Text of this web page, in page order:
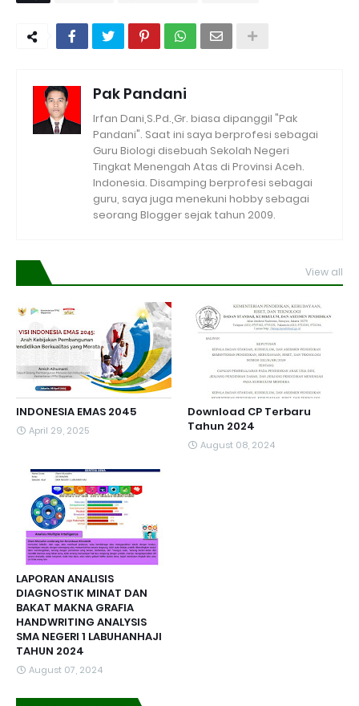
Pak Pandani
Irfan Dani,S.Pd.,Gr. biasa dipanggil "Pak
Pandani". Saat ini saya berprofesi sebagai
Guru Biologi disebuah Sekolah Negeri
Tingkat Menengah Atas di Provinsi Aceh.
Indonesia. Disamping berprofesi sebagai
guru, saya juga menekuni hobby sebagai
seorang Blogger sejak tahun 2009.
View all
INDONESIA EMAS 2045
April 29, 2025
Download CP Terbaru
Tahun 2024
August 08, 2024
LAPORAN ANALISIS
DIAGNOSTIK MINAT DAN
BAKAT MAKNA GRAFIA
HANDWRITING ANALYSIS
SMA NEGERI 1 LABUHANHAJI
TAHUN 2024
August 07, 2024